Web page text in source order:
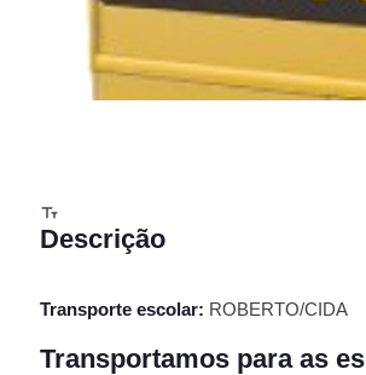
Descrição
Transporte escolar: ROBERTO/CIDA
Transportamos para as